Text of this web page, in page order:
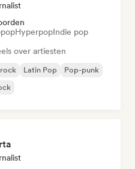
HyperpopIndie pop
over artiesten
Latin Pop
Pop-punk